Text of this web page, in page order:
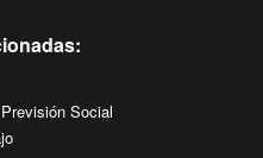
Social